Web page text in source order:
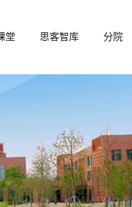
堂 思客智库 分院